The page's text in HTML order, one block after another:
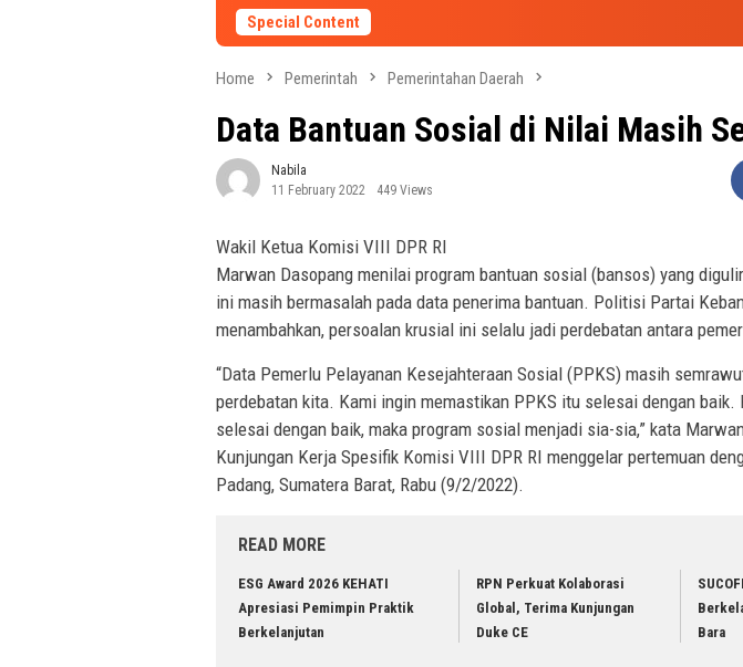
Special Content
Home Pemerintah Pemerintahan Daerah
Data Bantuan Sosial di Nilai Masih
Nabila
11 February 2022
449 Views
Wakil Ketua Komisi VIII DPR RI
Marwan Dasopang menilai program bantuan sosial (bansos) yang
ini masih bermasalah pada data penerima bantuan. Politisi Partai
menambahkan, persoalan krusial ini selalu jadi perdebatan antara
“Data Pemerlu Pelayanan Kesejahteraan Sosial (PPKS) masih
perdebatan kita. Kami ingin memastikan PPKS itu selesai dengan baik.
selesai dengan baik, maka program sosial menjadi sia-sia,” kata
Kunjungan Kerja Spesifik Komisi VIII DPR RI menggelar pertemuan
Padang, Sumatera Barat, Rabu (9/2/2022).
READ MORE
ESG Award 2026 KEHATI
Apresiasi Pemimpin Praktik
Berkelanjutan
RPN Perkuat Kolaborasi
Global, Terima Kunjungan
Duke CE
Bara